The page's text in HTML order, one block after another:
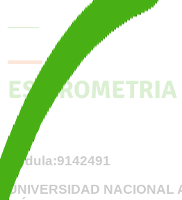
ESPIROMETRIA
Cédula:9142491
UNIVERSIDAD NACIONAL